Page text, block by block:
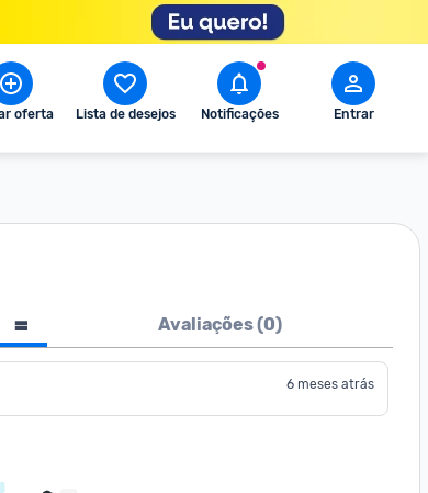
oferta Lista de desejos Notificações Entrar
Avaliações (0)
6 meses atrás